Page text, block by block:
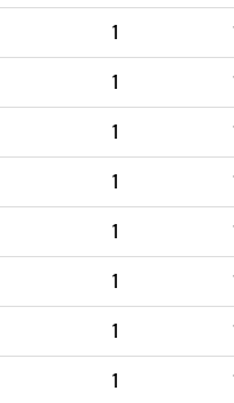
1
1
1
1
1
1
1
1